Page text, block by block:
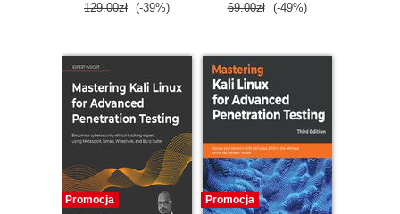
129.00zł (-39%) 69.00zł (-49%)
Promocja Promocja